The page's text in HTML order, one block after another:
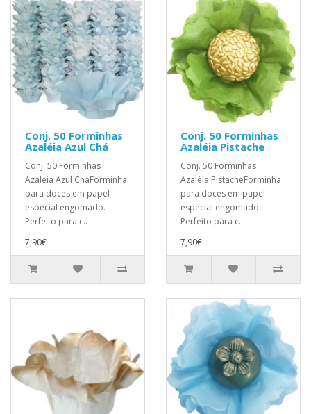
Conj. 50 Forminhas
Azaléia Azul Chá
Conj. 50 Forminhas
Azaléia Azul CháForminha
para doces em papel
especial engomado.
Perfeito para c..
7,90€
Conj. 50 Forminhas
Azaléia Pistache
Conj. 50 Forminhas
Azaléia PistacheForminha
para doces em papel
especial engomado.
Perfeito para c..
7,90€